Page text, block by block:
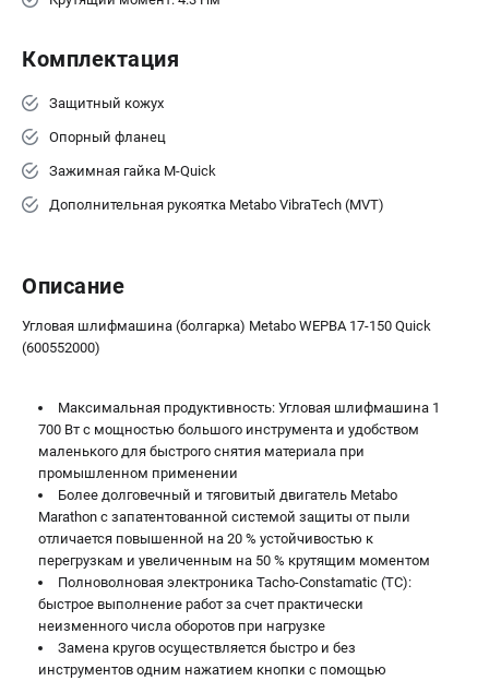
+7 (911) 360-06-14 | +7 (8112) 59-10-67
Комплектация
Защитный кожух
Опорный фланец
Зажимная гайка M-Quick
Дополнительная рукоятка Metabo VibraTech (MVT)
Описание
Угловая шлифмашина (болгарка) Metabo WEPBA 17-150 Quick
(600552000)
Максимальная продуктивность: Угловая шлифмашина 1
700 Вт с мощностью большого инструмента и удобством
маленького для быстрого снятия материала при
промышленном применении
Более долговечный и тяговитый двигатель Metabo
Marathon с запатентованной системой защиты от пыли
отличается повышенной на 20 % устойчивостью к
перегрузкам и увеличенным на 50 % крутящим моментом
Полноволновая электроника Tacho-Constamatic (TC):
быстрое выполнение работ за счет практически
неизменного числа оборотов при нагрузке
Замена кругов осуществляется быстро и без
инструментов одним нажатием кнопки с помощью